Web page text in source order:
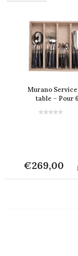
Murano
table – Pour 6
€269,00